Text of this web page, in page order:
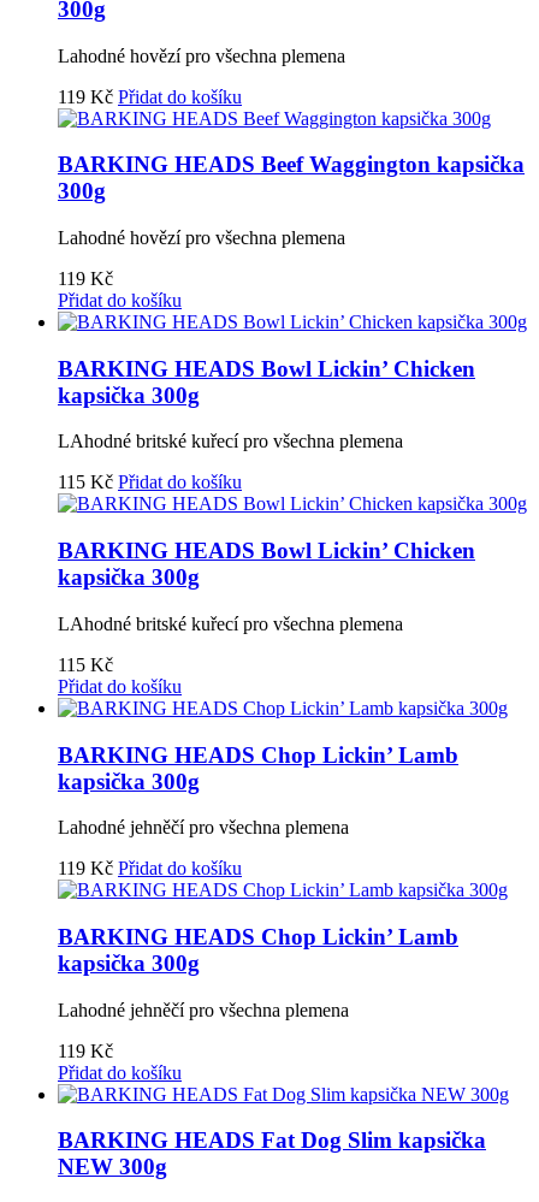
300g
Lahodné hovězí pro všechna plemena
119 Kč Přidat do košíku
BARKING HEADS Beef Waggington kapsička
300g
Lahodné hovězí pro všechna plemena
119 Kč
Přidat do košíku
BARKING HEADS Bowl Lickin’ Chicken
kapsička 300g
LAhodné britské kuřecí pro všechna plemena
115 Kč Přidat do košíku
BARKING HEADS Bowl Lickin’ Chicken
kapsička 300g
LAhodné britské kuřecí pro všechna plemena
115 Kč
Přidat do košíku
BARKING HEADS Chop Lickin’ Lamb
kapsička 300g
Lahodné jehněčí pro všechna plemena
119 Kč Přidat do košíku
BARKING HEADS Chop Lickin’ Lamb
kapsička 300g
Lahodné jehněčí pro všechna plemena
119 Kč
Přidat do košíku
BARKING HEADS Fat Dog Slim kapsička
NEW 300g